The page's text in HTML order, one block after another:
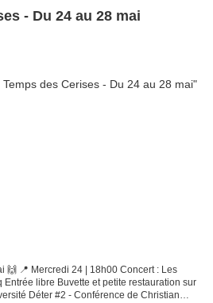
- Du 24 au 28 mai
🙌 📍 Mercredi 24 | 18h00 Concert : Les
Entrée libre Buvette et petite restauration sur
Déter #2 - Conférence de Christian